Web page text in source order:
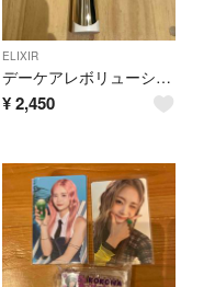
ELIXIR
デーケアレボリューション トーンアップ SP+ aa(ベビーピンク)(35g)
¥2,450